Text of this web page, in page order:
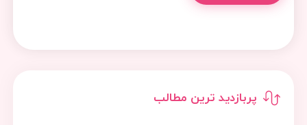
پربازدید ترین مطالب